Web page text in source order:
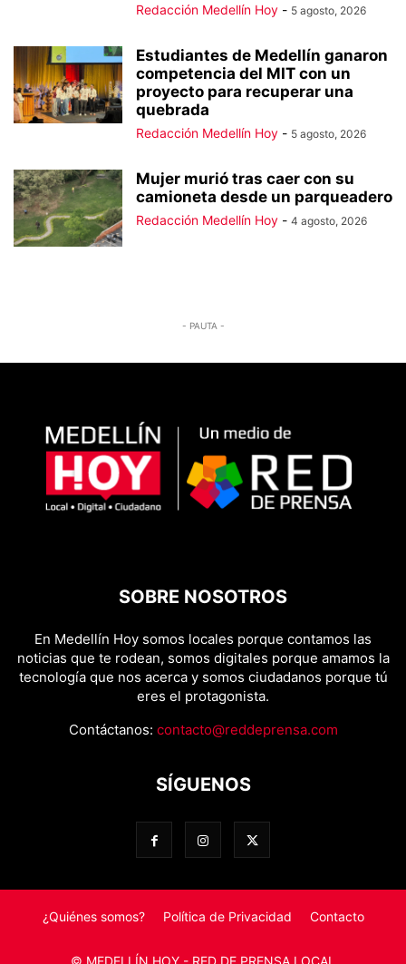
Redacción Medellín Hoy - 5 agosto, 2026
Estudiantes de Medellín ganaron
competencia del MIT con un
proyecto para recuperar una
quebrada
Redacción Medellín Hoy - 5 agosto, 2026
Mujer murió tras caer con su
camioneta desde un parqueadero
Redacción Medellín Hoy - 4 agosto, 2026
- PAUTA -
SOBRE NOSOTROS
En Medellín Hoy somos locales porque contamos las
noticias que te rodean, somos digitales porque amamos la
tecnología que nos acerca y somos ciudadanos porque tú
eres el protagonista.
Contáctanos: contacto@reddeprensa.com
SÍGUENOS
¿Quiénes somos? Política de Privacidad Contacto
© MEDELLÍN HOY - RED DE PRENSA LOCAL